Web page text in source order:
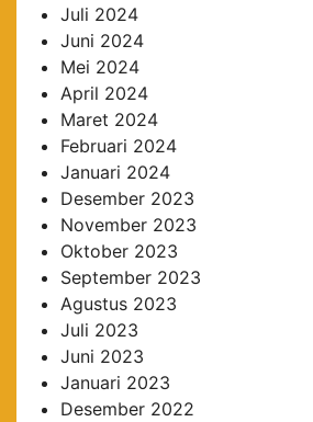
Juli 2024
Juni 2024
Mei 2024
April 2024
Maret 2024
Februari 2024
Januari 2024
Desember 2023
November 2023
Oktober 2023
September 2023
Agustus 2023
Juli 2023
Juni 2023
Januari 2023
Desember 2022